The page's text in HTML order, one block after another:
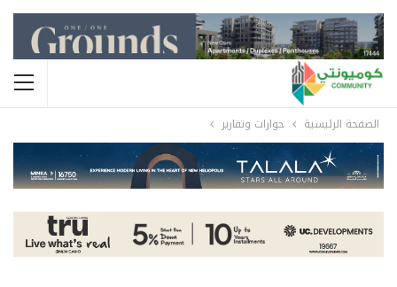
الصفحة الرئيسية حوارات وتقارير